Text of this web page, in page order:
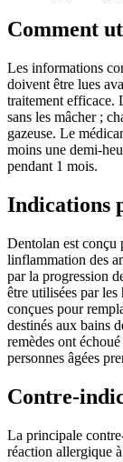
Comment
Les informations
doivent être lues
traitement efficace.
sans les mâcher ;
gazeuse. Le
moins une demi-
pendant 1 mois.
Indications
Dentolan est conçu
linflammation des
par la progression
être utilisées par les
conçues pour
destinés aux bains
remèdes ont
personnes âgées
Contre-
La principale
réaction allergique